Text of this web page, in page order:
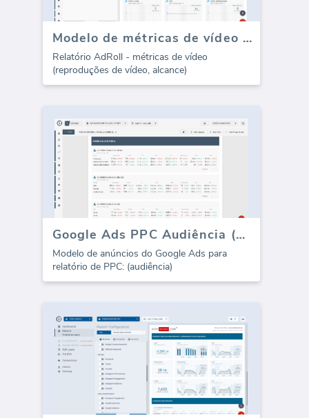
Modelo de métricas de vídeo AdRoll (Relatório)
Relatório AdRoll - métricas de vídeo
(reproduções de vídeo, alcance)
Google Ads PPC Audiência (Relatório)
Modelo de anúncios do Google Ads para
relatório de PPC: (audiência)